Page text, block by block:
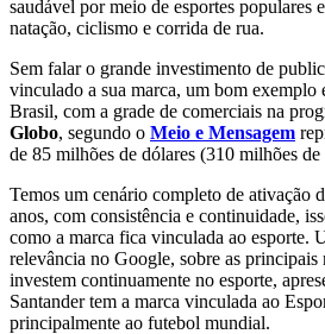
saudável por meio de esportes populares
natação, ciclismo e corrida de rua.
Sem falar o grande investimento de
vinculado a sua marca, um bom exemplo
Brasil, com a grade de comerciais na
Globo, segundo o Meio e Mensagem
de 85 milhões de dólares (310 milhões de
Temos um cenário completo de ativação
anos, com consistência e continuidade,
como a marca fica vinculada ao esporte.
relevância no Google, sobre as principais
investem continuamente no esporte,
Santander tem a marca vinculada ao
principalmente ao futebol mundial.